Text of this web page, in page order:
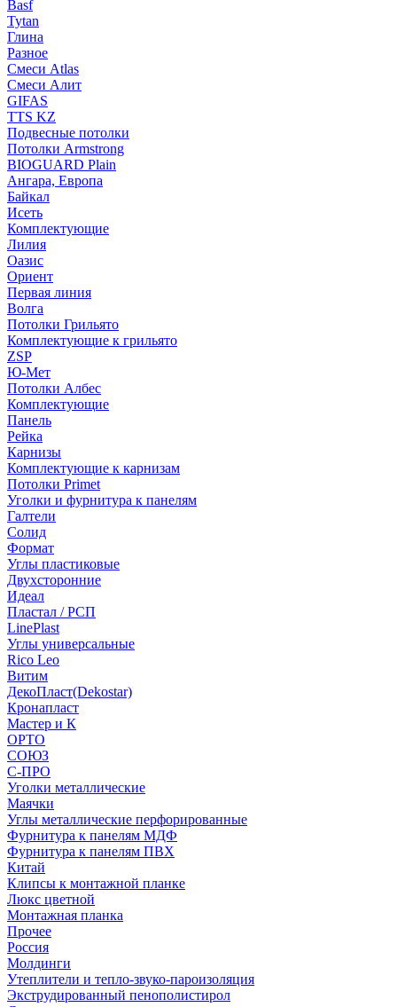
Basf
Tytan
Глина
Разное
Смеси Atlas
Смеси Алит
GIFAS
TTS KZ
Подвесные потолки
Потолки Armstrong
BIOGUARD Plain
Ангара, Европа
Байкал
Исеть
Комплектующие
Лилия
Оазис
Ориент
Первая линия
Волга
Потолки Грильято
Комплектующие к грильято
ZSP
Ю-Мет
Потолки Албес
Комплектующие
Панель
Рейка
Карнизы
Комплектующие к карнизам
Потолки Primet
Уголки и фурнитура к панелям
Галтели
Солид
Формат
Углы пластиковые
Двухсторонние
Идеал
Пластал / РСП
LinePlast
Углы универсальные
Rico Leo
Витим
ДекоПласт(Dekostar)
Кронапласт
Мастер и К
ОРТО
СОЮЗ
С-ПРО
Уголки металлические
Маячки
Углы металлические перфорированные
Фурнитура к панелям МДФ
Фурнитура к панелям ПВХ
Китай
Клипсы к монтажной планке
Люкс цветной
Монтажная планка
Прочее
Россия
Молдинги
Утеплители и тепло-звуко-пароизоляция
Экструдированный пенополистирол